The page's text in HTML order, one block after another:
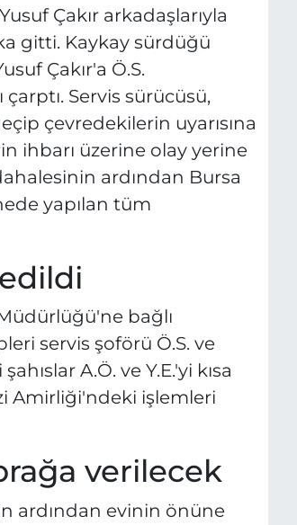
Çakır arkadaşlarıyla
gitti. Kaykay sürdüğü
Çakır'a Ö.S.
çarptı. Servis sürücüsü,
çevredekilerin uyarısına
ihbarı üzerine olay yerine
ardından Bursa
yapılan tüm
bağlı
servis şoförü Ö.S. ve
A.Ö. ve Y.E.'yi kısa
Amirliği'ndeki işlemleri
verilecek
ardından evinin önüne